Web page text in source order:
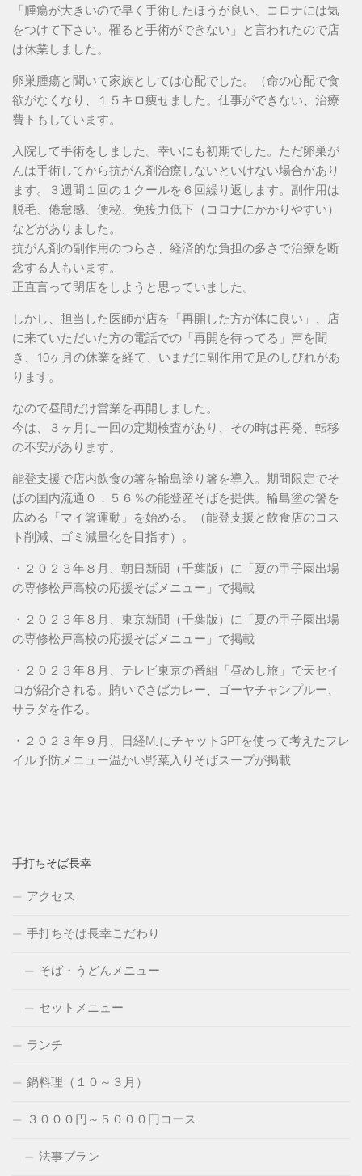
「腫瘍が大きいので早く手術したほうが良い、コロナには気
をつけて下さい。罹ると手術ができない」と言われたので店
は休業しました。
卵巣腫瘍と聞いて家族としては心配でした。（命の心配で食
欲がなくなり、１５キロ痩せました。仕事ができない、治療
費トもしています。
入院して手術をしました。幸いにも初期でした。ただ卵巣が
んは手術してから抗がん剤治療しないといけない場合があり
ます。３週間１回の１クールを６回繰り返します。副作用は
脱毛、倦怠感、便秘、免疫力低下（コロナにかかりやすい）
などがありました。
抗がん剤の副作用のつらさ、経済的な負担の多さで治療を断
念する人もいます。
正直言って閉店をしようと思っていました。
しかし、担当した医師が店を「再開した方が体に良い」、店
に来ていただいた方の電話での「再開を待ってる」声を聞
き、10ヶ月の休業を経て、いまだに副作用で足のしびれがあ
ります。
なので昼間だけ営業を再開しました。
今は、３ヶ月に一回の定期検査があり、その時は再発、転移
の不安があります。
能登支援で店内飲食の箸を輪島塗り箸を導入。期間限定でそ
ばの国内流通０．５６％の能登産そばを提供。輪島塗の箸を
広める「マイ箸運動」を始める。（能登支援と飲食店のコス
ト削減、ゴミ減量化を目指す）。
・２０２３年８月、朝日新聞（千葉版）に「夏の甲子園出場
の専修松戸高校の応援そばメニュー」で掲載
・２０２３年８月、東京新聞（千葉版）に「夏の甲子園出場
の専修松戸高校の応援そばメニュー」で掲載
・２０２３年８月、テレビ東京の番組「昼めし旅」で天セイ
ロが紹介される。賄いでさばカレー、ゴーヤチャンプルー、
サラダを作る。
・２０２３年９月、日経MJにチャットGPTを使って考えたフレ
イル予防メニュー温かい野菜入りそばスープが掲載
手打ちそば長幸
アクセス
手打ちそば長幸こだわり
そば・うどんメニュー
セットメニュー
ランチ
鍋料理（１０～３月）
３０００円～５０００円コース
法事プラン